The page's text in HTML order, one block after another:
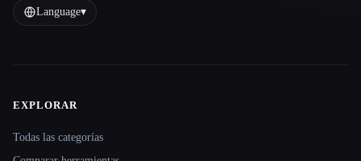
Language▾
Site navigation
EXPLORAR
Todas las categorías